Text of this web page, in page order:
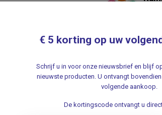
.
€ 5 korting op uw
Schrijf u in voor onze nieuwsbrief en blijf
nieuwste producten. U ontvangt
volgende aankoop.
De kortingscode ontvangt u direct